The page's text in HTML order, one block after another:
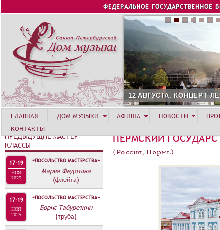
Jump to navigation
ФЕДЕРАЛЬНОЕ ГОСУДАРСТВЕННОЕ
12 АВГУСТА. КОНЦЕРТ
ПЕРМСКИЙ
(Россия, Пермь)
ГЛАВНАЯ ДОМ МУЗЫКИ АФИША НОВОСТИ
КОНТАКТЫ
ПРЕДЫДУЩИЕ МАСТЕР-
КЛАССЫ
17-19
НОЯ
2025
«ПОСОЛЬСТВО МАСТЕРСТВА»
Мария Федотова
(флейта)
17-19
НОЯ
2025
«ПОСОЛЬСТВО МАСТЕРСТВА»
Борис Табуреткин
(труба)